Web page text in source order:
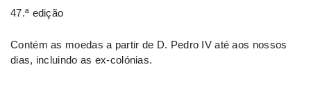
47.ª edição
Contém as moedas a partir de D. Pedro IV até aos nossos
dias, incluindo as ex-colónias.